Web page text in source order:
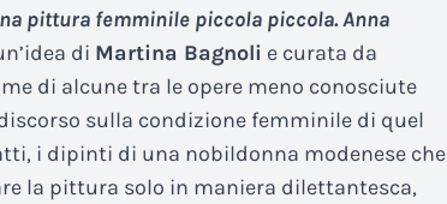
pittura femminile piccola piccola. Anna
di Martina Bagnoli e curata da
di alcune tra le opere meno conosciute
sulla condizione femminile di quel
i dipinti di una nobildonna modenese che
la pittura solo in maniera dilettantesca,